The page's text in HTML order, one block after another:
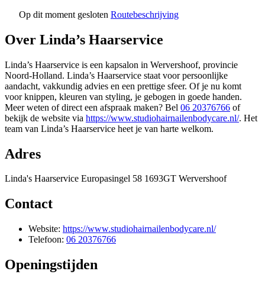
Op dit moment gesloten Routebeschrijving
+
Over Linda’s Haarservice
Linda’s Haarservice is een kapsalon in Wervershoof, provincie
Noord-Holland. Linda’s Haarservice staat voor persoonlijke
aandacht, vakkundig advies en een prettige sfeer. Of je nu komt
voor knippen, kleuren van styling, je gebogen in goede handen.
Meer weten of direct een afspraak maken? Bel 06 20376766 of
bekijk de website via https://www.studiohairnailenbodycare.nl/. Het
team van Linda’s Haarservice heet je van harte welkom.
Adres
Linda's Haarservice Europasingel 58 1693GT Wervershoof
Contact
Website: https://www.studiohairnailenbodycare.nl/
Telefoon: 06 20376766
Openingstijden